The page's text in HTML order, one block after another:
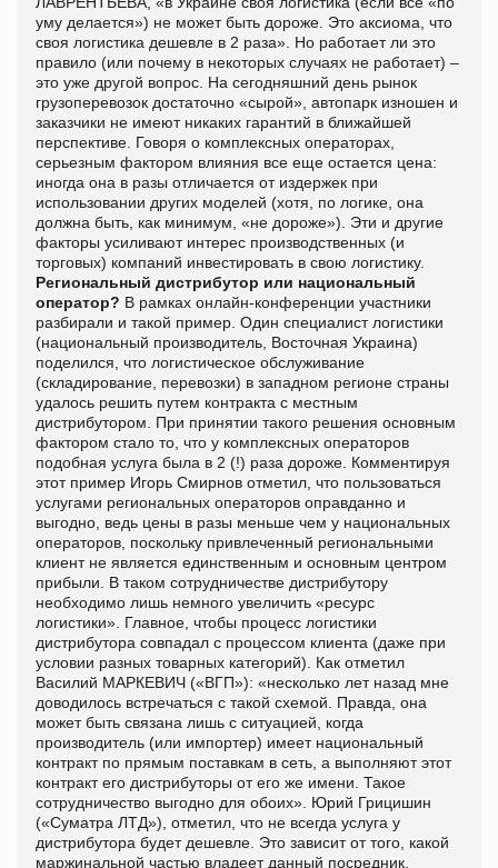
уму делается») не может быть дороже. Это аксиома, что
своя логистика дешевле в 2 раза». Но работает ли это
правило (или почему в некоторых случаях не работает) –
это уже другой вопрос. На сегодняшний день рынок
грузоперевозок достаточно «сырой», автопарк изношен и
заказчики не имеют никаких гарантий в ближайшей
перспективе. Говоря о комплексных операторах,
серьезным фактором влияния все еще остается цена:
иногда она в разы отличается от издержек при
использовании других моделей (хотя, по логике, она
должна быть, как минимум, «не дороже»). Эти и другие
факторы усиливают интерес производственных (и
торговых) компаний инвестировать в свою логистику.
Региональный дистрибутор или национальный
оператор? В рамках онлайн-конференции участники
разбирали и такой пример. Один специалист логистики
(национальный производитель, Восточная Украина)
поделился, что логистическое обслуживание
(складирование, перевозки) в западном регионе страны
удалось решить путем контракта с местным
дистрибутором. При принятии такого решения основным
фактором стало то, что у комплексных операторов
подобная услуга была в 2 (!) раза дороже. Комментируя
этот пример Игорь Смирнов отметил, что пользоваться
услугами региональных операторов оправданно и
выгодно, ведь цены в разы меньше чем у национальных
операторов, поскольку привлеченный региональными
клиент не является единственным и основным центром
прибыли. В таком сотрудничестве дистрибутору
необходимо лишь немного увеличить «ресурс
логистики». Главное, чтобы процесс логистики
дистрибутора совпадал с процессом клиента (даже при
условии разных товарных категорий). Как отметил
Василий МАРКЕВИЧ («ВГП»): «несколько лет назад мне
доводилось встречаться с такой схемой. Правда, она
может быть связана лишь с ситуацией, когда
производитель (или импортер) имеет национальный
контракт по прямым поставкам в сеть, а выполняют этот
контракт его дистрибуторы от его же имени. Такое
сотрудничество выгодно для обоих». Юрий Грицишин
(«Суматра ЛТД»), отметил, что не всегда услуга у
дистрибутора будет дешевле. Это зависит от того, какой
маржинальной частью владеет данный посредник.